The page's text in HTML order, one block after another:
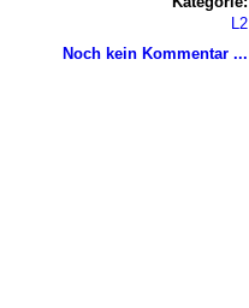
L2
Noch kein Kommentar ...